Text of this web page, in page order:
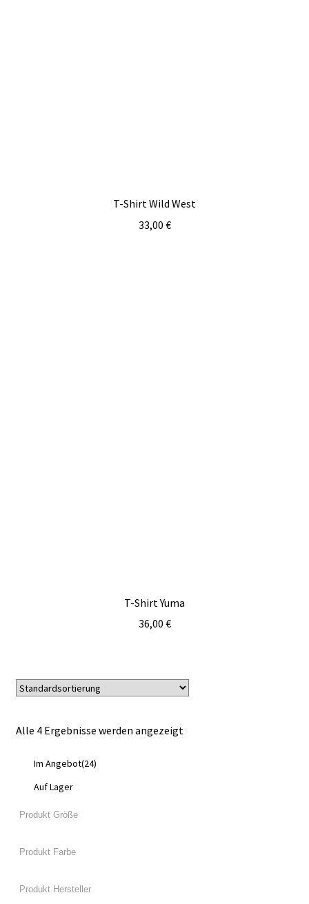
T-Shirt Wild West
33,00 €
T-Shirt Yuma
36,00 €
Alle 4 Ergebnisse werden angezeigt
Im Angebot(24)
Auf Lager